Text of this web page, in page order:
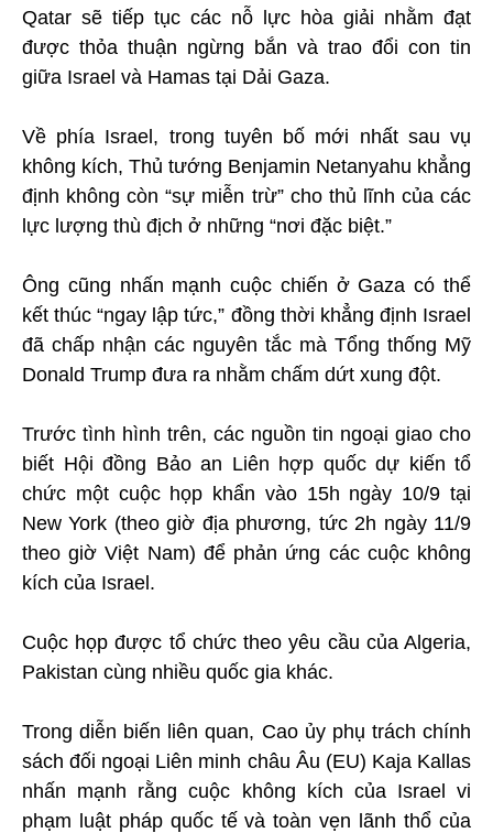
Qatar sẽ tiếp tục các nỗ lực hòa giải nhằm đạt
được thỏa thuận ngừng bắn và trao đổi con tin
giữa Israel và Hamas tại Dải Gaza.
Về phía Israel, trong tuyên bố mới nhất sau vụ
không kích, Thủ tướng Benjamin Netanyahu khẳng
định không còn “sự miễn trừ” cho thủ lĩnh của các
lực lượng thù địch ở những “nơi đặc biệt.”
Ông cũng nhấn mạnh cuộc chiến ở Gaza có thể
kết thúc “ngay lập tức,” đồng thời khẳng định Israel
đã chấp nhận các nguyên tắc mà Tổng thống Mỹ
Donald Trump đưa ra nhằm chấm dứt xung đột.
Trước tình hình trên, các nguồn tin ngoại giao cho
biết Hội đồng Bảo an Liên hợp quốc dự kiến tổ
chức một cuộc họp khẩn vào 15h ngày 10/9 tại
New York (theo giờ địa phương, tức 2h ngày 11/9
theo giờ Việt Nam) để phản ứng các cuộc không
kích của Israel.
Cuộc họp được tổ chức theo yêu cầu của Algeria,
Pakistan cùng nhiều quốc gia khác.
Trong diễn biến liên quan, Cao ủy phụ trách chính
sách đối ngoại Liên minh châu Âu (EU) Kaja Kallas
nhấn mạnh rằng cuộc không kích của Israel vi
phạm luật pháp quốc tế và toàn vẹn lãnh thổ của